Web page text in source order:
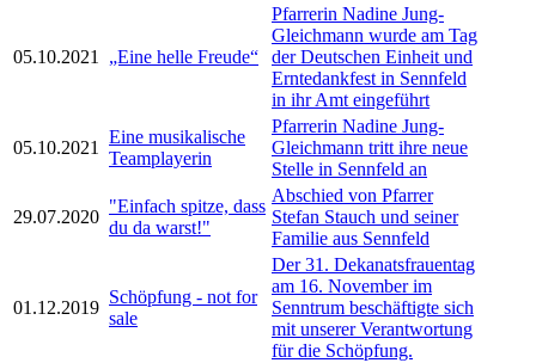
05.10.2021 „Eine helle Freude“
Pfarrerin Nadine Jung-
Gleichmann wurde am Tag
der Deutschen Einheit und
Erntedankfest in Sennfeld
in ihr Amt eingeführt
05.10.2021
Eine musikalische
Teamplayerin
Pfarrerin Nadine Jung-
Gleichmann tritt ihre neue
Stelle in Sennfeld an
29.07.2020
"Einfach spitze, dass
du da warst!"
Abschied von Pfarrer
Stefan Stauch und seiner
Familie aus Sennfeld
01.12.2019
Schöpfung - not for
sale
Der 31. Dekanatsfrauentag
am 16. November im
Senntrum beschäftigte sich
mit unserer Verantwortung
für die Schöpfung.